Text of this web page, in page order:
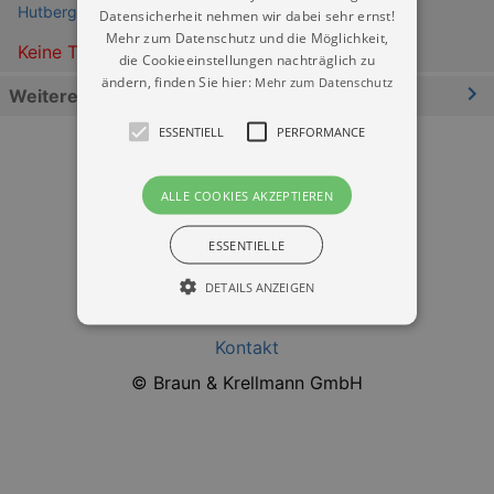
Hutbergbühne Kamenz
Keine Termine
Weitere Informationen
Datenschutz
Kontakt
© Braun & Krellmann GmbH
Datensicherheit nehmen wir dabei sehr ernst!
Mehr zum Datenschutz und die Möglichkeit,
die Cookieeinstellungen nachträglich zu
ändern, finden Sie hier: Mehr zum Datenschutz
ESSENTIELL PERFORMANCE
ALLE COOKIES AKZEPTIEREN
ESSENTIELLE
DETAILS ANZEIGEN